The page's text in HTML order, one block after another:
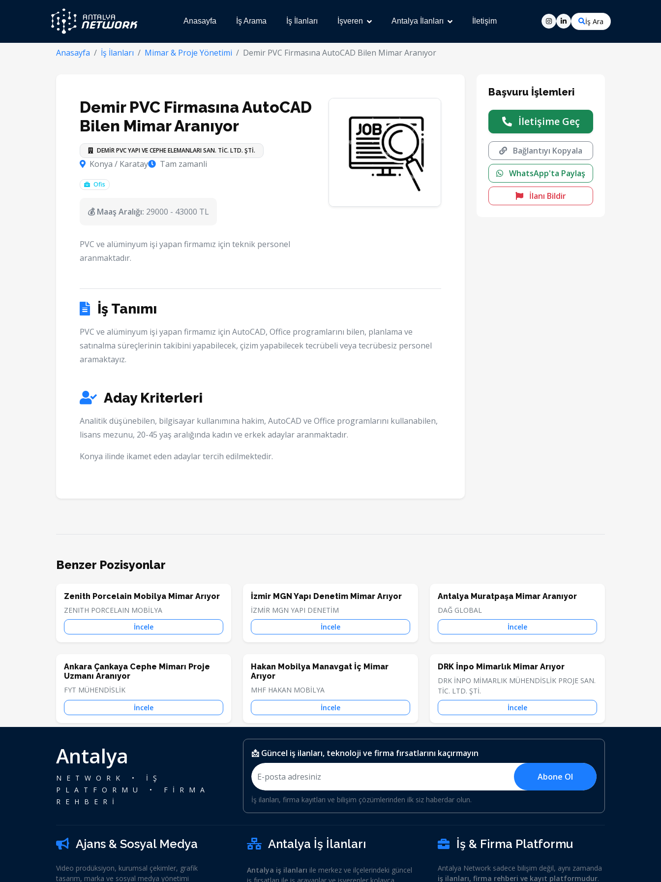
Anasayfa İş Arama İş İlanları İşveren Antalya İlanları İletişim İş Ara
Anasayfa İş İlanları Mimar & Proje Yönetimi Demir PVC Firmasına AutoCAD Bilen Mimar Aranıyor
Demir PVC Firmasına AutoCAD
Bilen Mimar Aranıyor
DEMİR PVC YAPI VE CEPHE ELEMANLARI SAN. TİC. LTD. ŞTİ.
Konya / Karatay Tam zamanli
Ofis
💰 Maaş Aralığı: 29000 - 43000 TL
PVC ve alüminyum işi yapan firmamız için teknik personel
aranmaktadır.
İş Tanımı
PVC ve alüminyum işi yapan firmamız için AutoCAD, Office programlarını bilen, planlama ve
satınalma süreçlerinin takibini yapabilecek, çizim yapabilecek tecrübeli veya tecrübesiz personel
aramaktayız.
Aday Kriterleri
Analitik düşünebilen, bilgisayar kullanımına hakim, AutoCAD ve Office programlarını kullanabilen,
lisans mezunu, 20-45 yaş aralığında kadın ve erkek adaylar aranmaktadır.
Konya ilinde ikamet eden adaylar tercih edilmektedir.
Başvuru İşlemleri
İletişime Geç
Bağlantıyı Kopyala
WhatsApp'ta Paylaş
İlanı Bildir
Benzer Pozisyonlar
Zenith Porcelain Mobilya Mimar Arıyor
ZENITH PORCELAIN MOBİLYA
İncele
İzmir MGN Yapı Denetim Mimar Arıyor
İZMİR MGN YAPI DENETİM
İncele
Antalya Muratpaşa Mimar Aranıyor
DAĞ GLOBAL
İncele
Ankara Çankaya Cephe Mimarı Proje
Uzmanı Aranıyor
FYT MÜHENDİSLİK
İncele
Hakan Mobilya Manavgat İç Mimar
Arıyor
MHF HAKAN MOBİLYA
İncele
DRK İnpo Mimarlık Mimar Arıyor
DRK İNPO MİMARLIK MÜHENDİSLİK PROJE SAN.
TİC. LTD. ŞTİ.
İncele
Antalya
NETWORK • İŞ
PLATFORMU • FİRMA
REHBERİ
📩 Güncel iş ilanları, teknoloji ve firma fırsatlarını kaçırmayın
Abone Ol
İş ilanları, firma kayıtları ve bilişim çözümlerinden ilk siz haberdar olun.
Ajans & Sosyal Medya
Video prodüksiyon, kurumsal çekimler, grafik
tasarım, marka ve sosyal medya yönetimi
Antalya İş İlanları
Antalya iş ilanları ile merkez ve ilçelerindeki güncel
İş & Firma Platformu
Antalya Network sadece bilişim değil, aynı zamanda
iş ilanları, firma rehberi ve kayıt platformudur.